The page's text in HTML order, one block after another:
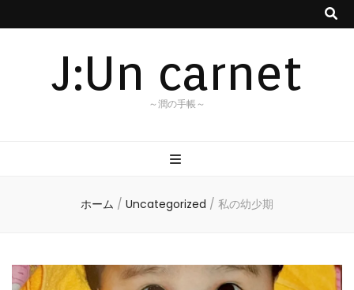
J:Un carnet
～潤の手帳～
ホーム / Uncategorized / 私の幼少期